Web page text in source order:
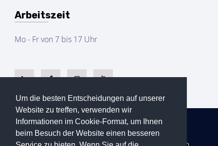
Um die besten Entscheidungen auf unserer
Website zu treffen, verwenden wir
Informationen im Cookie-Format, um Ihnen
beim Besuch der Website einen besseren
Arbeitszeit
Mo - Fr von 7 bis 17 Uhr
Copyright © 2022OTMK GmbH
vorbehalten.